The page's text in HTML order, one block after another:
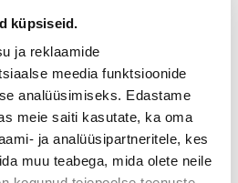
küpsiseid.
ja reklaamide
meedia funktsioonide
analüüsimiseks. Edastame
meie saiti kasutate, ka oma
ja analüüsipartneritele, kes
muu teabega, mida olete neile
USB A